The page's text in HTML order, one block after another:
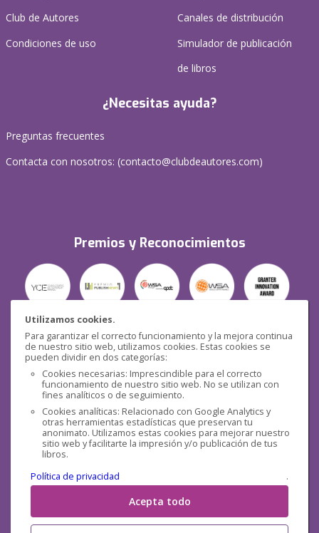
Utilizamos cookies.
Para garantizar el correcto funcionamiento y la mejora continua
de nuestro sitio web, utilizamos cookies. Estas cookies se
pueden dividir en dos categorías:
Cookies necesarias: Imprescindible para el correcto
funcionamiento de nuestro sitio web. No se utilizan con
fines analíticos o de seguimiento.
Cookies analíticas: Relacionado con Google Analytics y
otras herramientas estadísticas que preservan tu
anonimato. Utilizamos estas cookies para mejorar nuestro
sitio web y facilitarte la impresión y/o publicación de tus
libros.
Política de privacidad
.
Acepta todo
Club de Autores
Condiciones de uso
Canales de distribución
Simulador de publicación
de libros
¿Necesitas ayuda?
Preguntas frecuentes
Contacta con nosotros: (contacto@clubdeautores.com)
Premios y Reconocimientos
Seguridad
Redes sociales